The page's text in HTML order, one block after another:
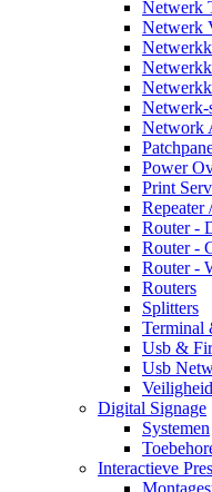
Netwerk
Netwerk
Netwerk-
Network
Power
Print
Repeater
Router -
Router -
Router -
Routers
Splitters
Terminal
Usb &
Usb
Digital Signage
Systemen
Interactieve